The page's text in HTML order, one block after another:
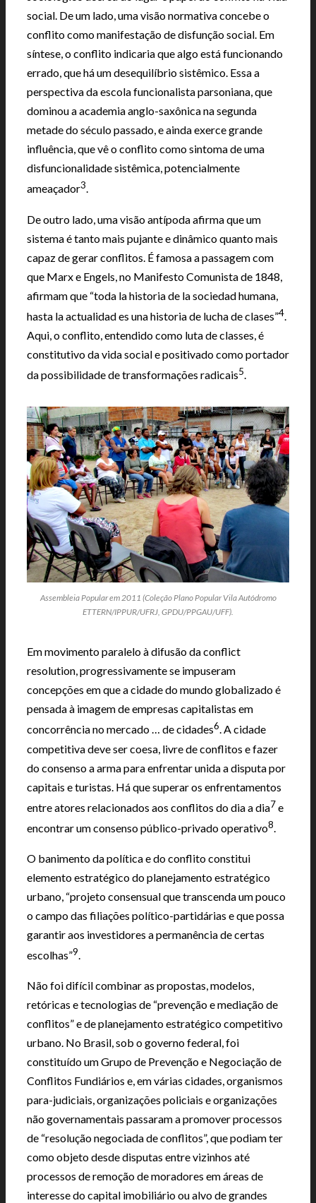
social. De um lado, uma visão normativa concebe o
conflito como manifestação de disfunção social. Em
síntese, o conflito indicaria que algo está funcionando
errado, que há um desequilíbrio sistêmico. Essa a
perspectiva da escola funcionalista parsoniana, que
dominou a academia anglo-saxônica na segunda
metade do século passado, e ainda exerce grande
influência, que vê o conflito como sintoma de uma
disfuncionalidade sistêmica, potencialmente
ameaçador3.
De outro lado, uma visão antípoda afirma que um
sistema é tanto mais pujante e dinâmico quanto mais
capaz de gerar conflitos. É famosa a passagem com
que Marx e Engels, no Manifesto Comunista de 1848,
afirmam que “toda la historia de la sociedad humana,
hasta la actualidad es una historia de lucha de clases”4.
Aqui, o conflito, entendido como luta de classes, é
constitutivo da vida social e positivado como portador
da possibilidade de transformações radicais5.
Assembleia Popular em 2011 (Coleção Plano Popular Vila Autódromo
ETTERN/IPPUR/UFRJ, GPDU/PPGAU/UFF).
Em movimento paralelo à difusão da conflict
resolution, progressivamente se impuseram
concepções em que a cidade do mundo globalizado é
pensada à imagem de empresas capitalistas em
concorrência no mercado … de cidades6. A cidade
competitiva deve ser coesa, livre de conflitos e fazer
do consenso a arma para enfrentar unida a disputa por
capitais e turistas. Há que superar os enfrentamentos
entre atores relacionados aos conflitos do dia a dia7e
encontrar um consenso público-privado operativo8.
O banimento da política e do conflito constitui
elemento estratégico do planejamento estratégico
urbano, “projeto consensual que transcenda um pouco
o campo das filiações político-partidárias e que possa
garantir aos investidores a permanência de certas
escolhas”9.
Não foi difícil combinar as propostas, modelos,
retóricas e tecnologias de “prevenção e mediação de
conflitos” e de planejamento estratégico competitivo
urbano. No Brasil, sob o governo federal, foi
constituído um Grupo de Prevenção e Negociação de
Conflitos Fundiários e, em várias cidades, organismos
para-judiciais, organizações policiais e organizações
não governamentais passaram a promover processos
de “resolução negociada de conflitos”, que podiam ter
como objeto desde disputas entre vizinhos até
processos de remoção de moradores em áreas de
interesse do capital imobiliário ou alvo de grandes